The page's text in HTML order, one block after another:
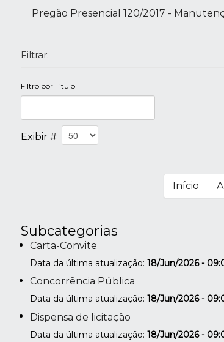
Pregão Presencial 120/2017 -
Filtrar:
Filtro por Título
Exibir #
Início
Subcategorias
Carta-Convite
Data da última atualização: 18/Jun/2026 -
Concorrência Pública
Data da última atualização: 18/Jun/2026 -
Dispensa de licitação
Data da última atualização: 18/Jun/2026 -